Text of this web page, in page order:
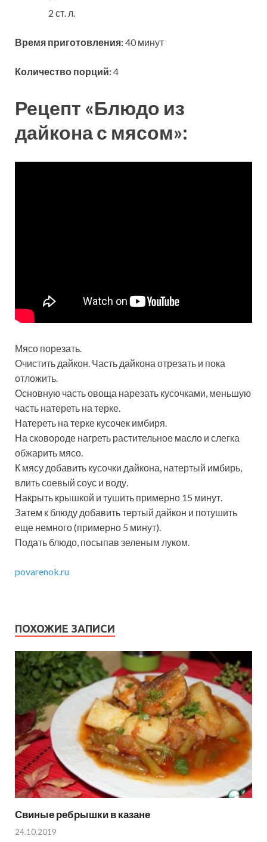
2 ст. л.
Время приготовления:40 минут
Количество порций:4
Рецепт «Блюдо из
дайкона с мясом»:
Мясо порезать.
Очистить дайкон. Часть дайкона отрезать и пока
отложить.
Основную часть овоща нарезать кусочками, меньшую
часть натереть на терке.
Натереть на терке кусочек имбиря.
На сковороде нагреть растительное масло и слегка
обжарить мясо.
К мясу добавить кусочки дайкона, натертый имбирь,
влить соевый соус и воду.
Накрыть крышкой и тушить примерно 15 минут.
Затем к блюду добавить тертый дайкон и потушить
еще немного (примерно 5 минут).
Подать блюдо, посыпав зеленым луком.
povarenok.ru
ПОХОЖИЕ ЗАПИСИ
Свиные ребрышки в казане
24.10.2019